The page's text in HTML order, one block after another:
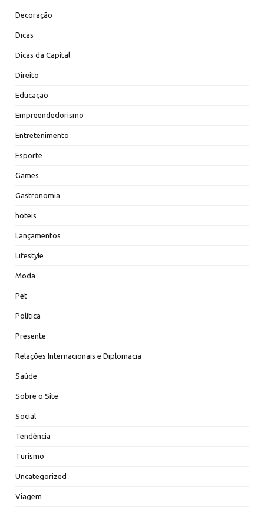
Decoração
Dicas
Dicas da Capital
Direito
Educação
Empreendedorismo
Entretenimento
Esporte
Games
Gastronomia
hoteis
Lançamentos
Lifestyle
Moda
Pet
Política
Presente
Relações Internacionais e Diplomacia
Saúde
Sobre o Site
Social
Tendência
Turismo
Uncategorized
Viagem